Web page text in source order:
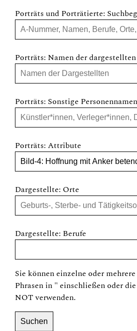
Porträts und Porträtierte:
Porträts: Namen der
Porträts: Sonstige Personennamen
Porträts: Attribute
Dargestellte: Orte
Dargestellte: Berufe
Sie können einzelne oder
Phrasen in " einschließen oder
NOTverwenden.